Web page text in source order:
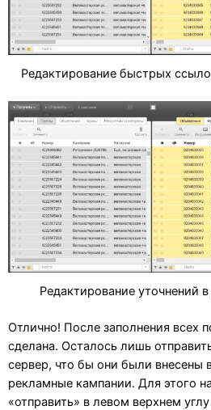
Редактирование быстрых
Редактирование уточнений
Отлично! После заполнения всех
сделана. Осталось лишь
сервер, что бы они были внесены
рекламные кампании. Для этого
«отправить» в левом верхнем